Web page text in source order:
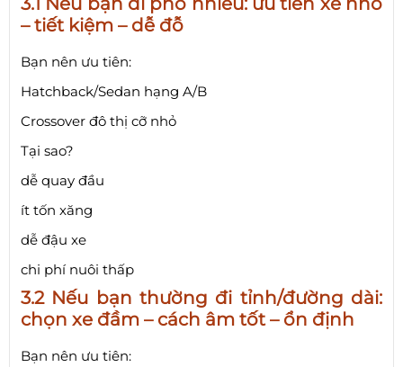
– tiết kiệm – dễ đỗ
Bạn nên ưu tiên:
Hatchback/Sedan hạng A/B
Crossover đô thị cỡ nhỏ
Tại sao?
dễ quay đầu
ít tốn xăng
dễ đậu xe
chi phí nuôi thấp
3.2 Nếu bạn thường đi tỉnh/đường dài:
chọn xe đầm – cách âm tốt – ổn định
Bạn nên ưu tiên: